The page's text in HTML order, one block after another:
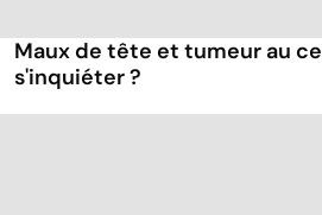
Maux de tête et tumeur au
s'inquiéter ?